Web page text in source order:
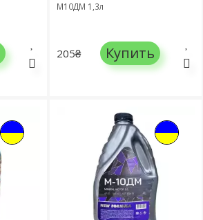
М10ДМ 1,3л
205₴ Купить